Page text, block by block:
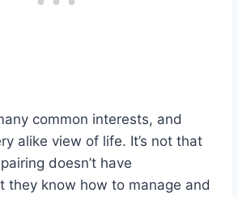
common interests, and
alike view of life. It’s not that
doesn’t have
they know how to manage and